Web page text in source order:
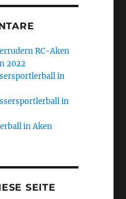
RC-Aken
2022
in
in
in Aken
SEITE